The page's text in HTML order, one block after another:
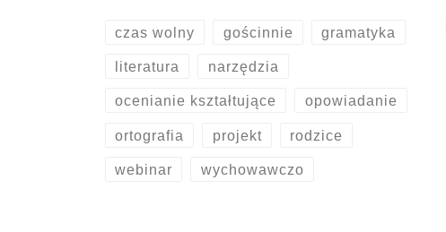
czas wolny gościnnie gramatyka
literatura narzędzia
ocenianie kształtujące opowiadanie
ortografia projekt rodzice
webinar wychowawczo